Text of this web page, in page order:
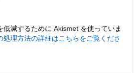
低減するために Akismet を使っていま
処理方法の詳細はこちらをご覧くださ